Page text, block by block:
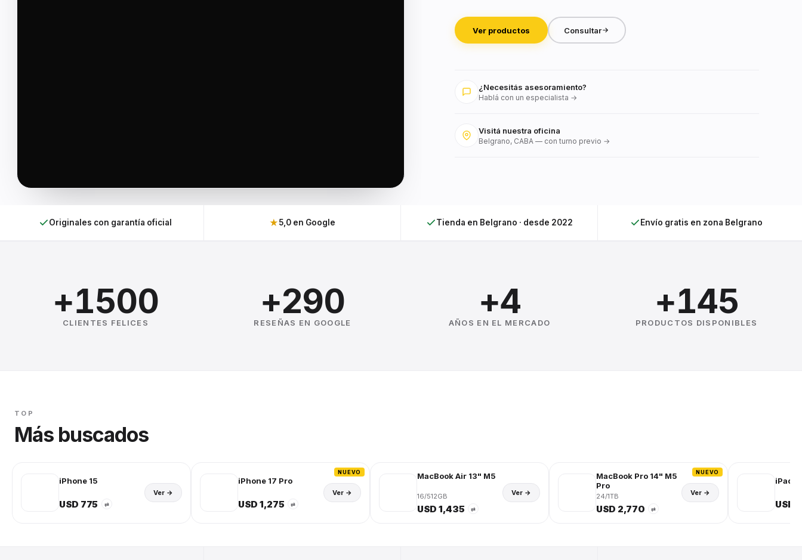
Ver productos Consultar
¿Necesitás asesoramiento?
Hablá con un especialista →
Visitá nuestra oficina
Belgrano, CABA — con turno previo →
Originales con garantía oficial ★5,0 en Google Tienda en Belgrano · desde 2022 Envío gratis en zona Belgrano
+1500
CLIENTES FELICES
+290
RESEÑAS EN GOOGLE
+4
AÑOS EN EL MERCADO
+145
PRODUCTOS DISPONIBLES
TOP
Más buscados
iPhone 15
USD 775 ⇄
Ver →
NUEVO
iPhone 17 Pro
USD 1,275 ⇄
Ver →
MacBook Air 13" M5
16/512GB
USD 1,435 ⇄
Ver →
NUEVO
MacBook Pro 14" M5
Pro
24/1TB
USD 2,770 ⇄
Ver →
iPad
USD